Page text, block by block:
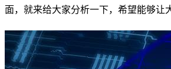
面，就来给大家分析一下，希望能够让